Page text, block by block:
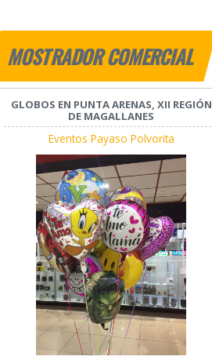
MOSTRADOR COMERCIAL
GLOBOS EN PUNTA ARENAS, XII REGIÓN
DE MAGALLANES
Eventos Payaso Polvorita